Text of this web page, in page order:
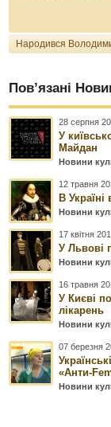
Народився
Пов’язані
28 серпня
У
Майдан
Новини
12 травня
В
Новини
17 квітня
У Львові
Новини
16 травня
У Києві
лікарень
Новини
07 березня
«Анти-
Новини